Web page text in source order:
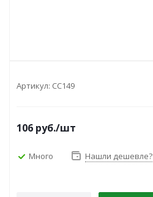
Артикул: CC149
106 руб./шт
Много Нашли дешевле?